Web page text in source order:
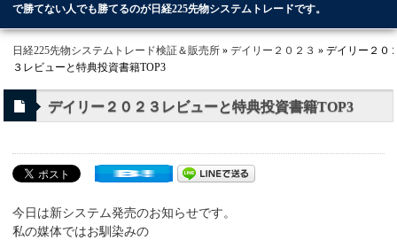
で勝てない人でも勝てるのが日経225先物システムトレードです。
日経225先物システムトレード検証＆販売所 »デイリー２０２３ » デイリー２０
３レビューと特典投資書籍TOP3
デイリー２０２３レビューと特典投資書籍TOP3
今日は新システム発売のお知らせです。
私の媒体ではお馴染みの